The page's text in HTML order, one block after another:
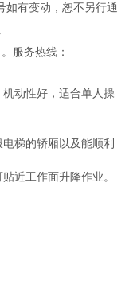
如有变动，恕不另行通
服务热线：
动性好，适合单人操
梯的轿厢以及能顺利
近工作面升降作业。